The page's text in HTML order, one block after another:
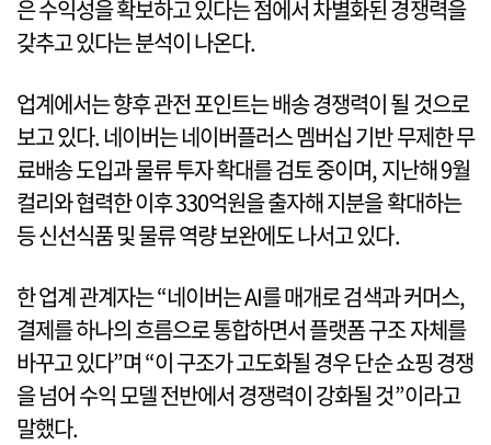
은 수익성을 확보하고 있다는 점에서 차별화된 경쟁력을
갖추고 있다는 분석이 나온다.
업계에서는 향후 관전 포인트는 배송 경쟁력이 될 것으로
보고 있다. 네이버는 네이버플러스 멤버십 기반 무제한 무
료배송 도입과 물류 투자 확대를 검토 중이며, 지난해 9월
컬리와 협력한 이후 330억원을 출자해 지분을 확대하는
등 신선식품 및 물류 역량 보완에도 나서고 있다.
한 업계 관계자는 “네이버는 AI를 매개로 검색과 커머스,
결제를 하나의 흐름으로 통합하면서 플랫폼 구조 자체를
바꾸고 있다”며 “이 구조가 고도화될 경우 단순 쇼핑 경쟁
을 넘어 수익 모델 전반에서 경쟁력이 강화될 것”이라고
말했다.